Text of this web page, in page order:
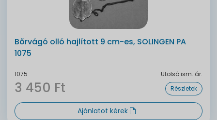
Bőrvágó olló hajlított 9 cm-es, SOLINGEN PA
1075
1075 Utolsó ism. ár:
3 450 Ft Részletek
Ajánlatot kérek